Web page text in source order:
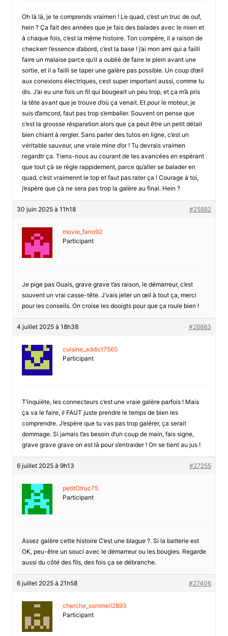
Oh là là, je te comprends vraimen ! Le quad, c’est un truc de ouf,
hein ? Ça fait des années que je fais des balades avec le mien et
à chaque fois, c’est la même histoire. Ton compère, il a raison de
checkerr l’essence d’abord, c’est la base ! j’ai mon ami qui a failli
faire un malaise parce qu’il a oublié de faire le plein avant une
sortie, et il a failli se taper une galère pas possible. Un coup d’œil
aux conexions électriques, cest super important aussi, comme tu
dis. J’ai eu une fois un fil qui bougeait un peu trop, et ça m’à pris
la tête avant que je trouve d’où ça venait. Et pour le moteur, je
suis d’amcord, faut pas trop s’emballer. Souvent on pense que
c’est la groosse résparation alors que ça peut être un petit détail
bien chiant à rergler. Sans parler des tutos en ligne, c’est un
véritable sauveur, une vraie mine d’or ! Tu devrais vraimen
regardtr ça. Tiens-nous au courant de tes avancées en espérant
que tout çà se règle rappidement, parce qu’aller se balader en
quad, c’est vraimennt le top et faut pas rater ça ! Courage à toi,
j’espère que çà ne sera pas trop la galère au final. Hein ?
30 juin 2025 à 11h18 #25882
movie_fano92
Participant
Je pige pas Ouais, grave grave t’as raison, le démarreur, c’est
souvent un vrai casse-tête. J’vais jeter un œil à tout ça, merci
pour les conseils. On croise les dooigts pour que ça roule bien !
4 juillet 2025 à 18h38 #26883
cuisine_addict7565
Participant
T’inquiète, les connecteurs c’est une vraie galère parfois ! Mais
ça va le faire, il FAUT juste prendre le temps de bien les
comprendre. J’espère que tu vas pas trop galérer, ça serait
dommage. Si jamais t’as besoin d’un coup de main, fais signe,
grave grave grave on est là pour s’entraider ! On se tient au jus !
6 juillet 2025 à 9h13 #27255
petitOtruc75
Participant
Assez galère cette histoire C’est une blague ?. Si la batterie est
OK, peu-être un souci avec le démarreur ou les bougies. Regarde
aussi du côté des fils, des fois ça se débranche.
6 juillet 2025 à 21h58 #27406
cherche_sommeil2893
Participant